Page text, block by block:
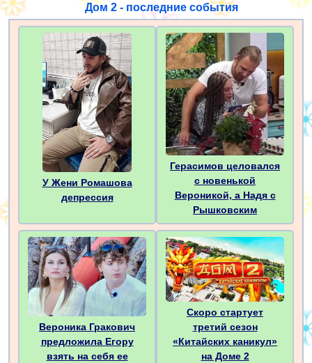
Дом 2 - последние события
У Жени Ромашова
депрессия
Герасимов целовался
с новенькой
Вероникой, а Надя с
Рышковским
Вероника Гракович
предложила Егору
взять на себя ее
Скоро стартует
третий сезон
«Китайских каникул»
на Доме 2